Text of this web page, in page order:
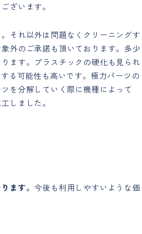
ざいます。
それ以外は問題なくクリーニングす
外のご承諾も頂いております。多少
ます。プラスチックの硬化も見られ
る可能性も高いです。極力パーツの
を分解していく際に機種によって
しました。
ます。 今後も利用しやすいような価